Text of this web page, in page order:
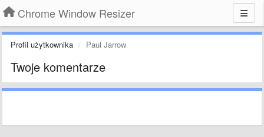
Chrome Window Resizer
Profil użytkownika Paul Jarrow
Twoje komentarze